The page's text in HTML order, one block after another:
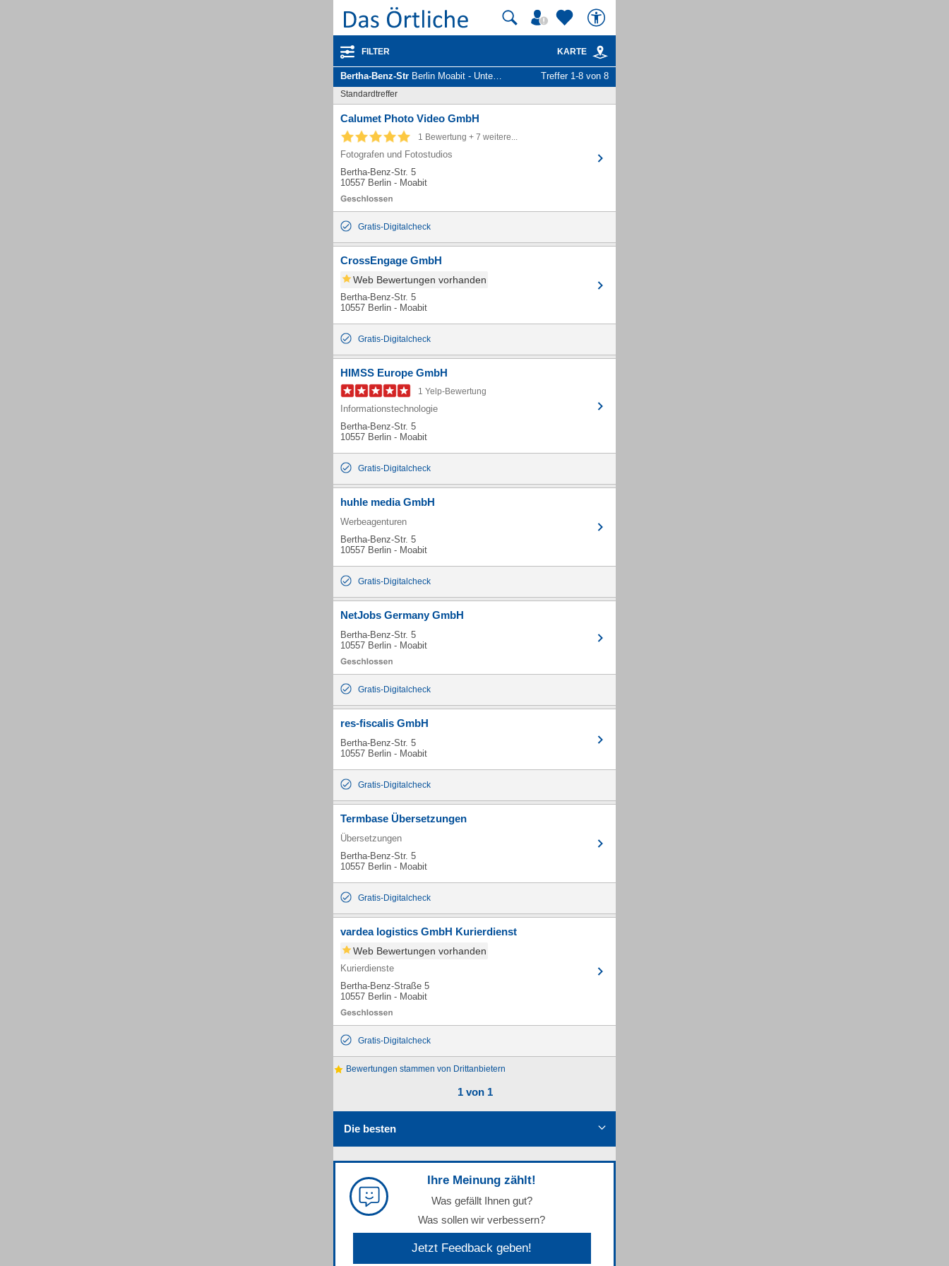
FILTER KARTE
Bertha-Benz-Str Berlin Moabit - Unternehmen und Personen Treffer 1-8 von 8
Standardtreffer
Calumet Photo Video GmbH
1 Bewertung + 7 weitere...
Fotografen und Fotostudios
Bertha-Benz-Str. 5
10557 Berlin - Moabit
Gratis-Digitalcheck
CrossEngage GmbH
Web Bewertungen vorhanden
Bertha-Benz-Str. 5
10557 Berlin - Moabit
Gratis-Digitalcheck
HIMSS Europe GmbH
1 Yelp-Bewertung
Informationstechnologie
Bertha-Benz-Str. 5
10557 Berlin - Moabit
Gratis-Digitalcheck
huhle media GmbH
Werbeagenturen
Bertha-Benz-Str. 5
10557 Berlin - Moabit
Gratis-Digitalcheck
NetJobs Germany GmbH
Bertha-Benz-Str. 5
10557 Berlin - Moabit
Gratis-Digitalcheck
res-fiscalis GmbH
Bertha-Benz-Str. 5
10557 Berlin - Moabit
Gratis-Digitalcheck
Termbase Übersetzungen
Übersetzungen
Bertha-Benz-Str. 5
10557 Berlin - Moabit
Gratis-Digitalcheck
vardea logistics GmbH Kurierdienst
Web Bewertungen vorhanden
Kurierdienste
Bertha-Benz-Straße 5
10557 Berlin - Moabit
Gratis-Digitalcheck
Bewertungen stammen von Drittanbietern
1 von 1
Die besten
Ihre Meinung zählt!
Was gefällt Ihnen gut?
Was sollen wir verbessern?
Jetzt Feedback geben!